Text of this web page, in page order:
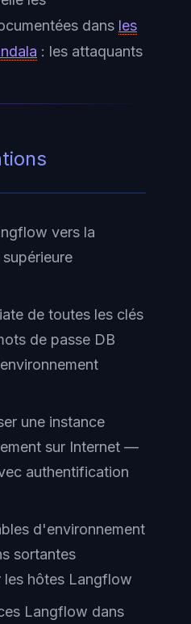
dans les
: les attaquants
vers la
de toutes les clés
de passe DB
une instance
sur Internet —
authentification
d'environnement
sortantes
les hôtes Langflow
Langflow dans